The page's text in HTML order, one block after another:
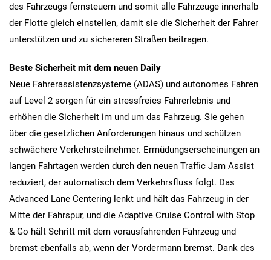
des Fahrzeugs fernsteuern und somit alle Fahrzeuge innerhalb
der Flotte gleich einstellen, damit sie die Sicherheit der Fahrer
unterstützen und zu sichereren Straßen beitragen.
Beste Sicherheit mit dem neuen Daily
Neue Fahrerassistenzsysteme (ADAS) und autonomes Fahren
auf Level 2 sorgen für ein stressfreies Fahrerlebnis und
erhöhen die Sicherheit im und um das Fahrzeug. Sie gehen
über die gesetzlichen Anforderungen hinaus und schützen
schwächere Verkehrsteilnehmer. Ermüdungserscheinungen an
langen Fahrtagen werden durch den neuen Traffic Jam Assist
reduziert, der automatisch dem Verkehrsfluss folgt. Das
Advanced Lane Centering lenkt und hält das Fahrzeug in der
Mitte der Fahrspur, und die Adaptive Cruise Control with Stop
& Go hält Schritt mit dem vorausfahrenden Fahrzeug und
bremst ebenfalls ab, wenn der Vordermann bremst. Dank des